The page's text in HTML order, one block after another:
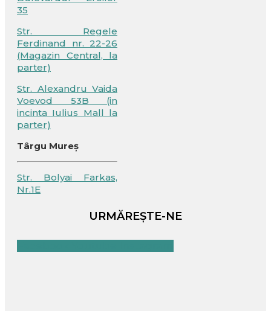
35
Str. Regele
Ferdinand nr. 22-26
(Magazin Central, la
parter)
Str. Alexandru Vaida
Voevod 53B (in
incinta Iulius Mall la
parter)
Târgu Mureș
Str. Bolyai Farkas,
Nr.1E
URMĂREȘTE-NE